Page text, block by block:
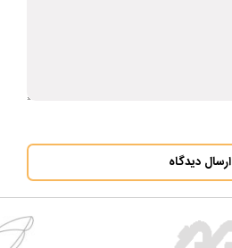
ارسال دیدگاه